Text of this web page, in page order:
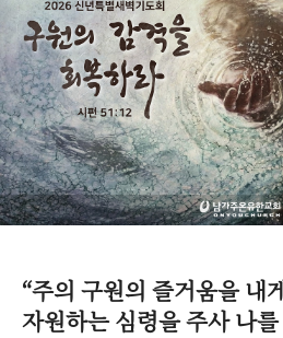
“주의 구원의 즐거움을 내
자원하는 심령을 주사 나